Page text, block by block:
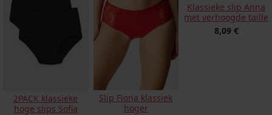
2PACK klassieke
hoge slips Sofia
Slip Fiona klassiek
hoger
Klassieke slip Anna
met verhoogde taille
8,09 €